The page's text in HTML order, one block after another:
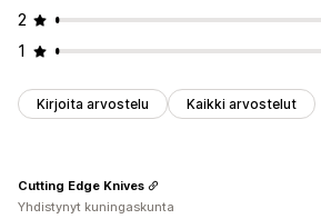
2
1
Kirjoita arvostelu Kaikki arvostelut
Cutting Edge Knives
Yhdistynyt kuningaskunta